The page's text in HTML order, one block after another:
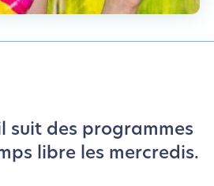
suit des programmes
libre les mercredis.